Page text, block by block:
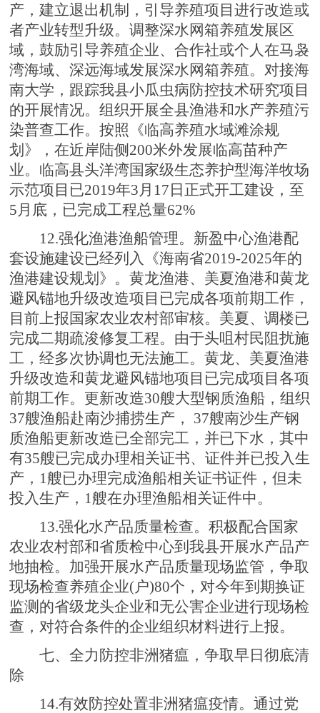
产，建立退出机制，引导养殖项目进行改造或
者产业转型升级。调整深水网箱养殖发展区
域，鼓励引导养殖企业、合作社或个人在马袅
湾海域、深远海域发展深水网箱养殖。对接海
南大学，跟踪我县小瓜虫病防控技术研究项目
的开展情况。组织开展全县渔港和水产养殖污
染普查工作。按照《临高养殖水域滩涂规
划》，在近岸陆侧200米外发展临高苗种产
业。临高县头洋湾国家级生态养护型海洋牧场
示范项目已2019年3月17日正式开工建设，至
5月底，已完成工程总量62%
12.强化渔港渔船管理。新盈中心渔港配
套设施建设已经列入《海南省2019-2025年的
渔港建设规划》。黄龙渔港、美夏渔港和黄龙
避风锚地升级改造项目已完成各项前期工作，
目前上报国家农业农村部审核。美夏、调楼已
完成二期疏浚修复工程。由于头咀村民阻扰施
工，经多次协调也无法施工。黄龙、美夏渔港
升级改造和黄龙避风锚地项目已完成项目各项
前期工作。更新改造30艘大型钢质渔船，组织
37艘渔船赴南沙捕捞生产， 37艘南沙生产钢
质渔船更新改造已全部完工，并已下水，其中
有35艘已完成办理相关证书、证件并已投入生
产，1艘已办理完成渔船相关证书证件，但未
投入生产，1艘在办理渔船相关证件中。
13.强化水产品质量检查。积极配合国家
农业农村部和省质检中心到我县开展水产品产
地抽检。加强开展水产品质量现场监管，争取
现场检查养殖企业(户)80个，对今年到期换证
监测的省级龙头企业和无公害企业进行现场检
查，对符合条件的企业组织材料进行上报。
七、全力防控非洲猪瘟，争取早日彻底清
除
14.有效防控处置非洲猪瘟疫情。通过党